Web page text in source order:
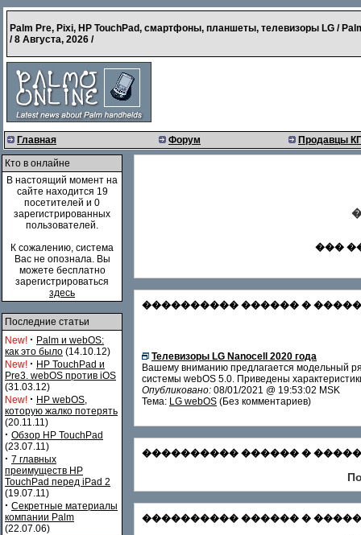
Palm Pre, Pixi, HP TouchPad, смартфоны, планшеты, телевизоры LG /
/8 Августа, 2026 /
Главная Форум Продавцы
Кто в онлайне
В настоящий момент на
сайте находится 19
посетителей и 0
зарегистрированных
пользователей.
К сожалению, система
Вас не опознала. Вы
можете бесплатно
зарегистрироваться
здесь
Последние статьи
New! · Palm и webOS:
как это было (14.10.12)
New! · HP TouchPad и
Pre3. webOS против iOS
(31.03.12)
New! · HP webOS,
которую жалко потерять
(20.11.11)
· Обзор HP TouchPad
(23.07.11)
· 7 главных
преимуществ HP
TouchPad перед iPad 2
(19.07.11)
· Секретные материалы
компании Palm
(22.07.06)
���
���������� ������ �
Телевизоры LG Nanocell 2020 года
Вашему вниманию предлагается модельный
системы webOS 5.0. Приведены
Опубликовано: 08/01/2021 @ 19:53:02 MSK
Тема: LG webOS (Без комментариев)
���������� ������ � �������
���������� ������ � �������